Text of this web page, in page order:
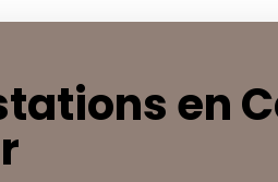
en